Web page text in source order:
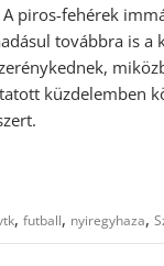
piros-fehérek
továbbra is a
küzdelemben
,futball, nyiregyhaza,